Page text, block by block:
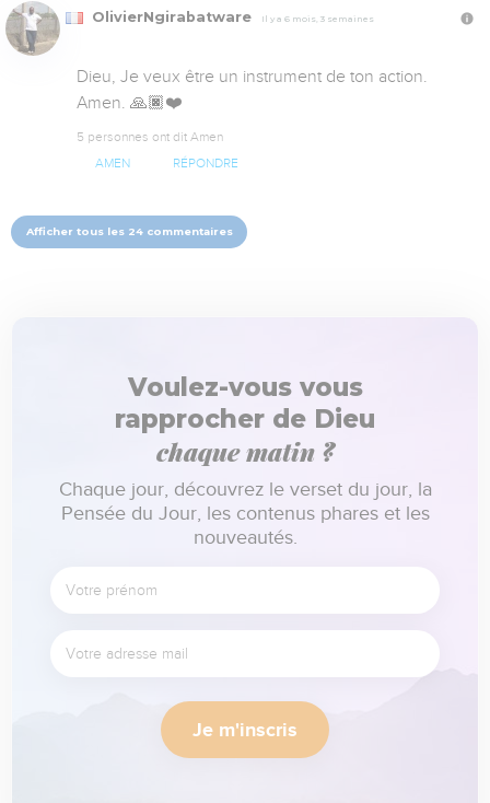
OlivierNgirabatware Il y a 6 mois, 3 semaines
Dieu, Je veux être un instrument de ton action.
Amen. 🙏🏿❤️
5 personnes ont dit Amen
AMEN RÉPONDRE
Afficher tous les 24 commentaires
Voulez-vous vous
rapprocher de Dieu
chaque matin ?
Chaque jour, découvrez le verset du jour, la
Pensée du Jour, les contenus phares et les
nouveautés.
Je m'inscris